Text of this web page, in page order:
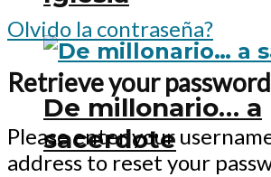
De millonario… a
sacerdote
Olvido la contraseña?
Retrieve your password
Please enter your
address to reset your